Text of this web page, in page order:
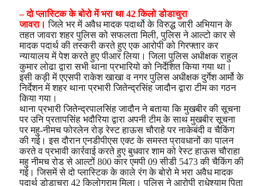
– दो प्लास्टिक के बोरो में भरा था 42 किलो डोडाचुरा
जावरा। जिले भर में अवैध मादक पदार्थो के विरुद्ध जारी अभियान के
तहत जावरा शहर पुलिस को सफलता मिली, पुलिस ने आल्टो कार से
मादक पदार्थ की तस्करी करते हुए एक आरोपी को गिरफ्तार कर
न्यायालय में पेश करते हुए पीआर लिया। जिला पुलिस अधीक्षक राहुल
कुमार लोढा द्वारा सभी थाना प्रभारियो को निर्देशित किया गया था।
इसी कड़ी में एएसपी राकेश खाखा व नगर पुलिस अधीक्षक दुर्गेश आर्मो के
निर्देशन में शहर थाना प्रभारी जितेन्द्रसिंह जादौन द्वारा टीम का गठन
किया गया।
थाना प्रभारी जितेन्द्रपालसिंह जादौन ने बताया कि मुखबीर की सूचना
पर उनि प्रतापसिंह भदौरिया द्वारा अपनी टीम के साथ मुखबीर सूचना
पर महु-नीमच फोरलेन रोड़ रेस्ट हाऊस चौराहे पर नाकेबंदी व चैकिंग
की गई। इस दौरान एनडीपीएस एक्ट के समस्त प्रावधानों का पालन
करते व प्रभावी कार्रवाई करते हुए बुधवार शाम को रेस्ट हाऊस चौराहा
महु नीमच रोड से आल्टों 800 कार एमपी 09 सीडी 5473 की चैकिंग की
गई। जिसमें से दो प्लास्टिक के काले रंग के बोरो मे भरा अवैध मादक
पदार्थ डोडाचुरा 42 किलोग्राम मिला। पुलिस ने आरोपी राधेश्याम पिता